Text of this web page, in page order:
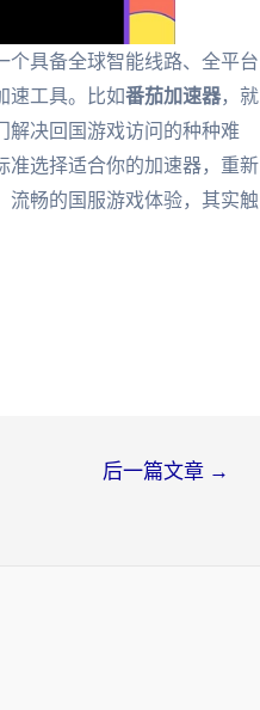
个具备全球智能线路、全平台
速工具。比如番茄加速器，就
解决回国游戏访问的种种难
准选择适合你的加速器，重新
流畅的国服游戏体验，其实触
后一篇文章 →